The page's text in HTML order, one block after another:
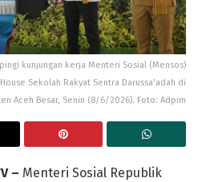
kunjungan kerja Menteri Sosial (Mensos)
Sekolah Rakyat Sentra Darussa'adah di
Aceh Besar, Senin (8/6/2026). Foto: Adpim
– Menteri Sosial Republik